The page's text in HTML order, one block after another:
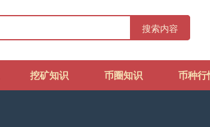
搜索内容
挖矿知识 币圈知识 币种行